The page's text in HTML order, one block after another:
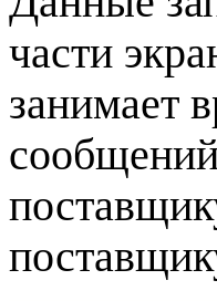
части
занимает